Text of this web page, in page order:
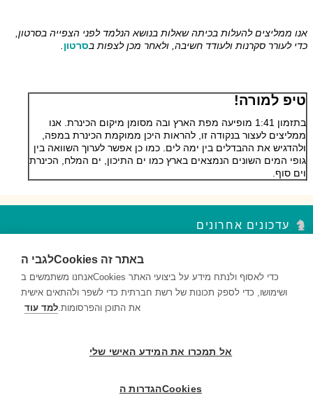
אנו ממליצים להעלות בכיתה שאלות בנושא הנלמד לפני הצפייה בסרטון,
כדי לעורר סקרנות ולעודד חשיבה, ולאחר מכן לצפות בסרטון
טיפ למורה!
בתזמון 1:41 מופיעה מפת הארץ ובה מסומן מיקום הכינרת. אנו
ממליצים לעצור בנקודה זו, להראות היכן ממוקמת הכינרת במפה,
ולהדגיש את ההבדלים בין ימה לים. כמו כן אפשר לערוך השוואה בין
גופי המים השונים הנמצאים בארץ כמו ים התיכון, ים המלח, הכינרת
וים סוף.
עדכונים אחרונים
השאלות במקבץ נקודות העצירה מעודדות למידה ברמות חשיבה שונות...
השאלות במקבץ נקודות העצירה מעודדות למידה ברמות חשיבה שונות...
דם ותאי דם – נקודות עצירה מקבץ 2
השאלות במקבץ נקודות העצירה מעודדות למידה ברמות חשיבה שונות...
לגבי הCookies באתר זה
אנחנו משתמשים בCookies כדי לאסוף ולנתח מידע על ביצועי האתר
ושימושו, כדי לספק תכונות של רשת חברתית כדי לשפר ולהתאים אישית
את התוכן והפרסומות.למד עוד
אל תמכרו את המידע האישי שלי
הגדרות הCookies